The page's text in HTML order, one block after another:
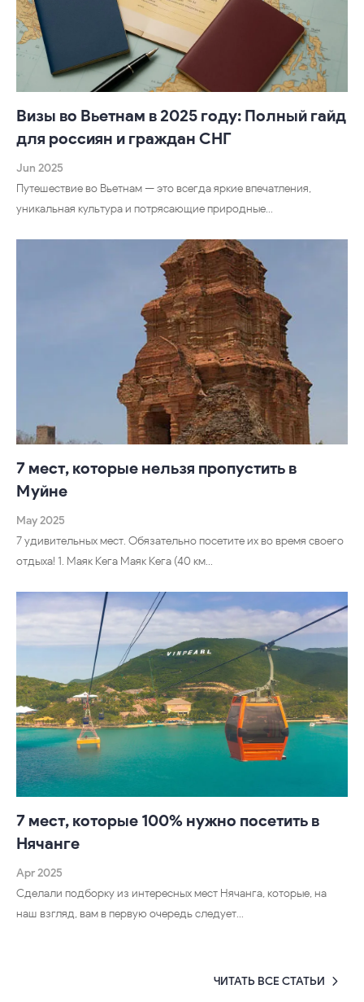
Визы во Вьетнам в 2025 году: Полный гайд
для россиян и граждан СНГ
Jun 2025
Путешествие во Вьетнам — это всегда яркие впечатления,
уникальная культура и потрясающие природные…
7 мест, которые нельзя пропустить в
Муйне
May 2025
7 удивительных мест. Обязательно посетите их во время своего
отдыха! 1. Маяк Кега Маяк Кега (40 км…
7 мест, которые 100% нужно посетить в
Нячанге
Apr 2025
Сделали подборку из интересных мест Нячанга, которые, на
наш взгляд, вам в первую очередь следует…
ЧИТАТЬ ВСЕ СТАТЬИ